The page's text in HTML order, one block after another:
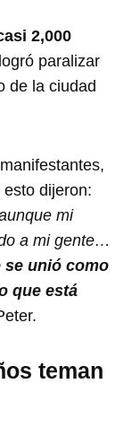
2,000
paralizar
de la ciudad
dijeron:
mi
a mi gente…
se unió como
que está
teman